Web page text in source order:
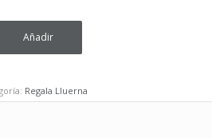
Añadir
Regala Lluerna